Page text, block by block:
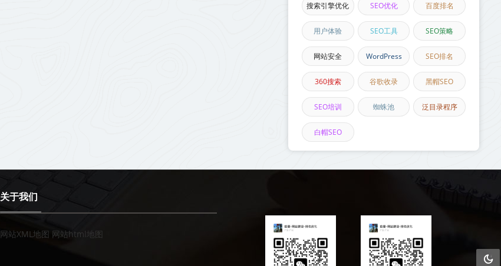
搜索引擎优化 SEO优化 百度排名
用户体验 SEO工具 SEO策略
网站安全 WordPress SEO排名
360搜索 谷歌收录 黑帽SEO
SEO培训 蜘蛛池 泛目录程序
白帽SEO
关于我们
网站XML地图 网站html地图